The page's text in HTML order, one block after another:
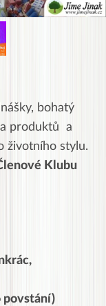
bohatý
produktů a
životního stylu.
Klubu
povstání)